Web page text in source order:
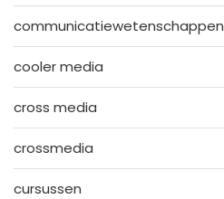
communicatiewetenschappen
cooler media
cross media
crossmedia
cursussen